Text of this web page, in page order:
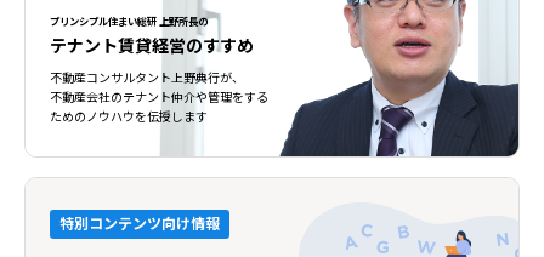
プリンシプル住まい総研 上野所長の
テナント賃貸経営のすすめ
不動産コンサルタント上野典行が、
不動産会社のテナント仲介や管理をする
ためのノウハウを伝授します
特別コンテンツ向け情報